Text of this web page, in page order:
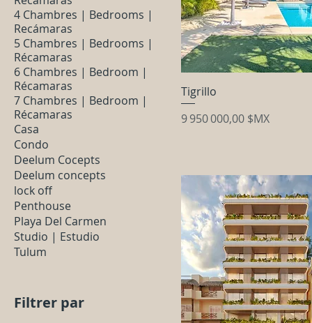
4 Chambres | Bedrooms |
Recámaras
5 Chambres | Bedrooms |
Récamaras
6 Chambres | Bedroom |
Récamaras
7 Chambres | Bedroom |
Récamaras
Casa
Condo
Deelum Cocepts
Deelum concepts
lock off
Penthouse
Playa Del Carmen
Studio | Estudio
Tulum
Filtrer par
Tigrillo
Prix
9 950 000,00 $MX